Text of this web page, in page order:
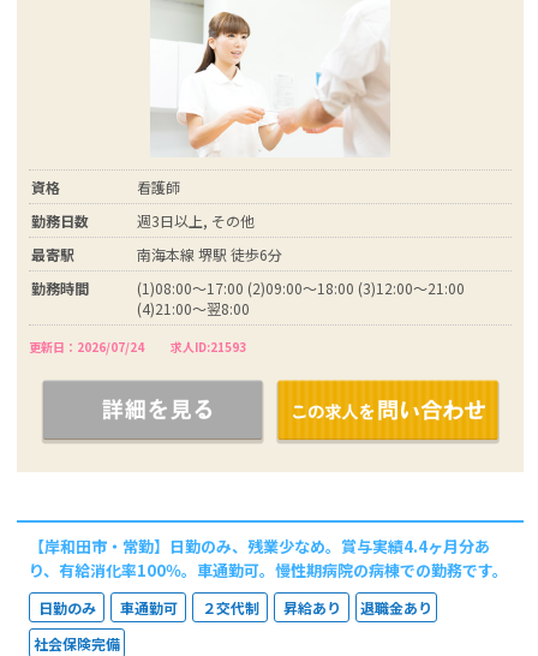
資格
看護師
勤務日数
週3日以上, その他
最寄駅
南海本線 堺駅 徒歩6分
勤務時間
(1)08:00～17:00 (2)09:00～18:00 (3)12:00～21:00
(4)21:00～翌8:00
更新日：2026/07/24 求人ID:21593
【岸和田市・常勤】日勤のみ、残業少なめ。賞与実績4.4ヶ月分あ
り、有給消化率100％。車通勤可。慢性期病院の病棟での勤務です。
日勤のみ 車通勤可 ２交代制 昇給あり
退職金あり
社会保険完備